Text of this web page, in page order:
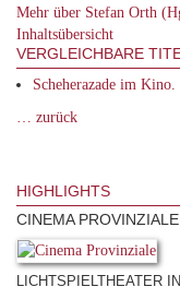
Mehr über Stefan Orth
Inhaltsübersicht
VERGLEICHBARE
Scheherazade im
… zurück
HIGHLIGHTS
CINEMA PROVINZIALE
LICHTSPIELTHEATER